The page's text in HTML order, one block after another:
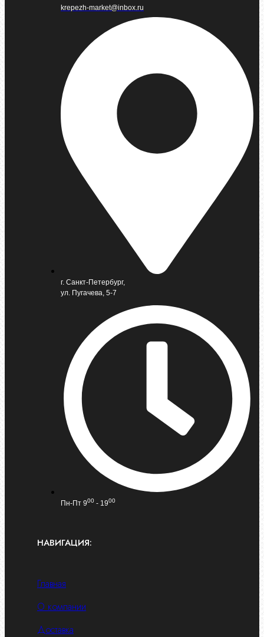
krepezh-market@inbox.ru
г. Санкт-Петербург,
ул. Пугачева, 5-7
Пн-Пт 900 - 1900
НАВИГАЦИЯ:
Главная
О компании
Доставка